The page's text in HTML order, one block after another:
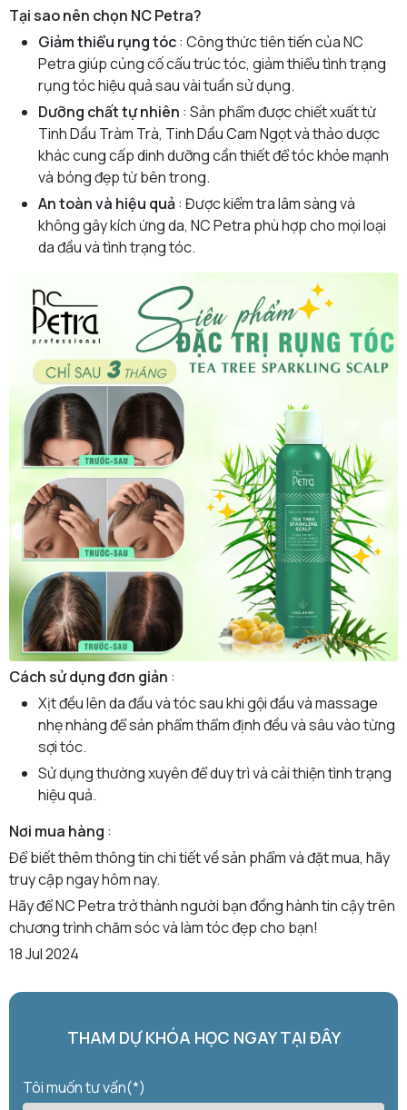
Tại sao nên chọn NC Petra?
Giảm thiểu rụng tóc: Công thức tiên tiến của NC
Petra giúp củng cố cấu trúc tóc, giảm thiểu tình trạng
rụng tóc hiệu quả sau vài tuần sử dụng.
Dưỡng chất tự nhiên : Sản phẩm được chiết xuất từ ​​
Tinh Dầu Tràm Trà, Tinh Dầu Cam Ngọt và thảo dược
khác cung cấp dinh dưỡng cần thiết để tóc khỏe mạnh
và bóng đẹp từ bên trong.
An toàn và hiệu quả: Được kiểm tra lâm sàng và
không gây kích ứng da, NC Petra phù hợp cho mọi loại
da đầu và tình trạng tóc.
Cách sử dụng đơn giản :
Xịt đều lên da đầu và tóc sau khi gội đầu và massage
nhẹ nhàng để sản phẩm thẩm định đều và sâu vào từng
sợi tóc.
Sử dụng thường xuyên để duy trì và cải thiện tình trạng
hiệu quả.
Nơi mua hàng :
Để biết thêm thông tin chi tiết về sản phẩm và đặt mua, hãy
truy cập ngay hôm nay.
Hãy để NC Petra trở thành người bạn đồng hành tin cậy trên
chương trình chăm sóc và làm tóc đẹp cho bạn!
18 Jul 2024
THAM DỰ KHÓA HỌC NGAY TẠI ĐÂY
Tôi muốn tư vấn(*)